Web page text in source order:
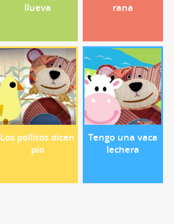
llueva
rana
Los pollitos dicen
pío
Tengo una vaca
lechera